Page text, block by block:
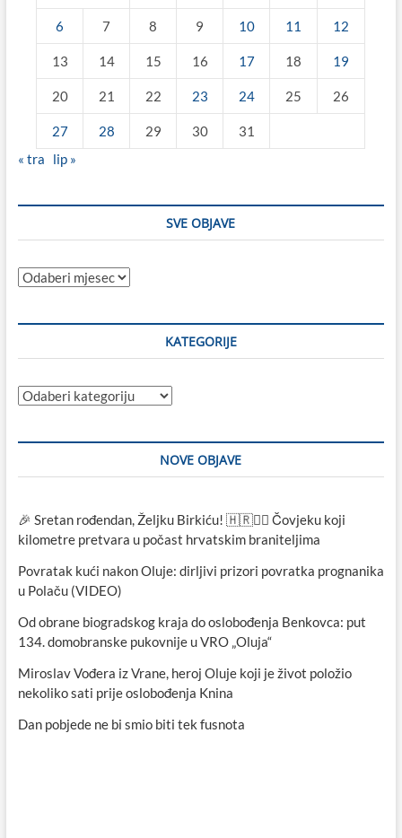
6 7 8 9 10 11 12
13 14 15 16 17 18 19
20 21 22 23 24 25 26
27 28 29 30
31
« tra
lip »
SVE OBJAVE
Sve
KATEGORIJE
Kategorije
NOVE OBJAVE
🎉 Sretan rođendan, Željku Birkiću! 🇭🇷🏃‍♂️ Čovjeku koji
kilometre pretvara u počast hrvatskim braniteljima
Povratak kući nakon Oluje: dirljivi prizori povratka prognanika
u Polaču (VIDEO)
Od obrane biogradskog kraja do oslobođenja Benkovca: put
134. domobranske pukovnije u VRO „Oluja“
Miroslav Vođera iz Vrane, heroj Oluje koji je život položio
nekoliko sati prije oslobođenja Knina
Dan pobjede ne bi smio biti tek fusnota